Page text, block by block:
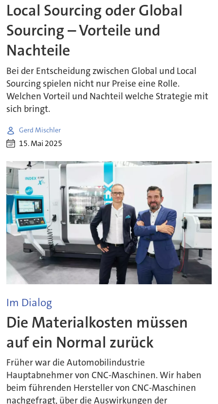
Local Sourcing oder Global
Sourcing – Vorteile und
Nachteile
Bei der Entscheidung zwischen Global und Local
Sourcing spielen nicht nur Preise eine Rolle.
Welchen Vorteil und Nachteil welche Strategie mit
sich bringt.
Gerd Mischler
15. Mai 2025
Im Dialog
Die Materialkosten müssen
auf ein Normal zurück
Früher war die Automobilindustrie
Hauptabnehmer von CNC-Maschinen. Wir haben
beim führenden Hersteller von CNC-Maschinen
nachgefragt, über die Auswirkungen der